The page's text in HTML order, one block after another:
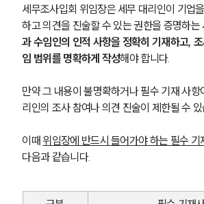
세무조사입회 위임장은 세무 대리인이 기업
하고 의견을 진술할 수 있는 권한을 증명하
과 수임인의 인적 사항을 정확히 기재하고,
임 범위를 명확하게 작성해야 합니다.
만약 그 내용이 불명확하거나 필수 기재 사항
리인의 조사 참여나 의견 진술이 제한될 수
이때 위임장에 반드시 들어가야 하는 필수 기
다음과 같습니다.